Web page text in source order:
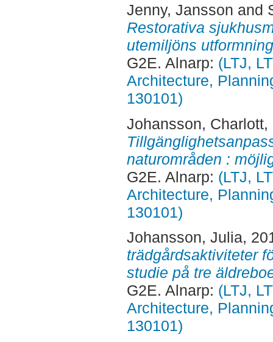
Jenny, Jansson and
Restorativa
utemiljöns
G2E. Alnarp: (LTJ,
Architecture,
130101)
Johansson, Charlott,
naturområden :
G2E. Alnarp: (LTJ,
Architecture,
130101)
Johansson, Julia,
trädgårdsaktiviteter
studie på tre
G2E. Alnarp: (LTJ,
Architecture,
130101)